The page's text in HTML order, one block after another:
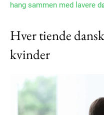
hang sammen med lavere
Hver tiende
kvinder